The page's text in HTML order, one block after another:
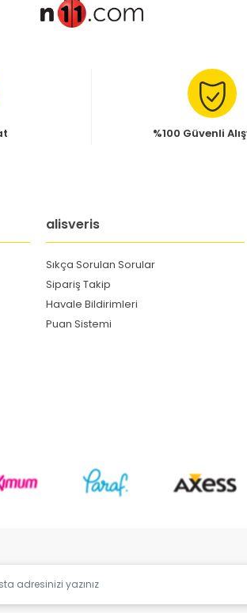
%100 Güvenli
alisveris
Sıkça Sorulan Sorular
Sipariş Takip
Havale Bildirimleri
Puan Sistemi